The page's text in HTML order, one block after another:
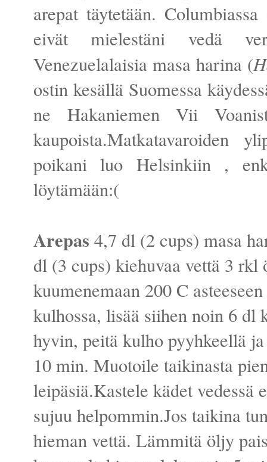
arepat täytetään.
eivät mielestäni vedä
Venezuelalaisia masa harina (
ostin kesällä Suomessa
ne Hakaniemen Vii
kaupoista.Matkatavaroiden
poikani luo Helsinkiin ,
löytämään:(
Arepas 4,7 dl (2 cups) masa
dl (3 cups) kiehuvaa vettä 3
kuumenemaan 200 C
kulhossa, lisää siihen noin 6 dl
hyvin, peitä kulho pyyhkeellä
10 min. Muotoile taikinasta
leipäsiä.Kastele kädet vedessä
sujuu helpommin.Jos taikina
hieman vettä. Lämmitä öljy